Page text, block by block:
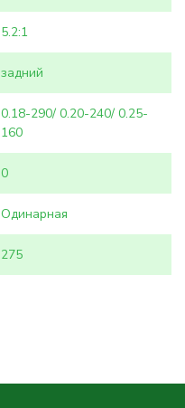
5.2:1
задний
0.18-290/ 0.20-240/ 0.25-
160
0
Одинарная
275